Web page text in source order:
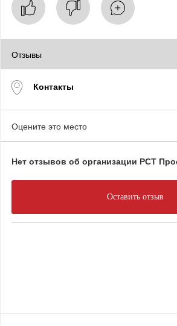
Отзывы
Контакты
Оцените это место
Нет отзывов об организации РСТ
Оставить отзыв